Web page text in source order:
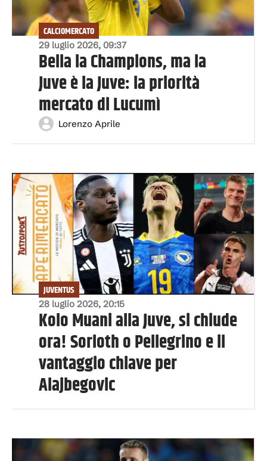
29 luglio 2026, 09:37
CALCIOMERCATO
Bella la Champions, ma la
Juve è la Juve: la priorità
mercato di Lucumì
Lorenzo Aprile
28 luglio 2026, 20:15
JUVENTUS
Kolo Muani alla Juve, si chiude
ora! Sorloth o Pellegrino e il
vantaggio chiave per
Alajbegovic